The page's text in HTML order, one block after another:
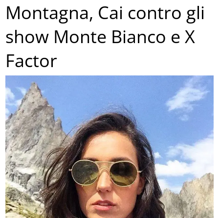
Montagna, Cai contro gli
show Monte Bianco e X
Factor